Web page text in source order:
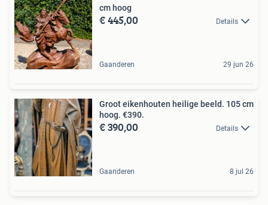
cm hoog
€ 445,00 Details
Gaanderen 29 jun 26
Groot eikenhouten heilige beeld. 105 cm
hoog. €390.
€ 390,00 Details
Gaanderen 8 jul 26